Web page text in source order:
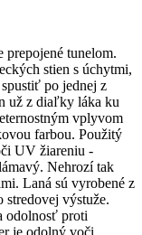
prepojené tunelom.
stien s úchytmi,
po jednej z
už z diaľky láka ku
vplyvom
farbou. Použitý
UV žiareniu -
Nehrozí tak
Laná sú vyrobené z
výstuže.
odolnosť proti
je odolný voči